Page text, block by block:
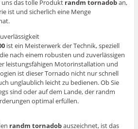
das tolle Produkt randm tornadoban,
ist und sicherlich eine Menge
ist ein Meisterwerk der Technik, speziell
nach einem robusten und zuverlässigen
leistungsfähigen Motorinstallation und
ist dieser Tornado nicht nur schnell
unglaublich leicht zu bedienen. Ob Sie
sind oder auf dem Lande, der randm
optimal erfüllen.
randm tornadobauszeichnet, ist das